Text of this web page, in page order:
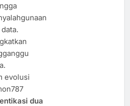
evolusi
dua